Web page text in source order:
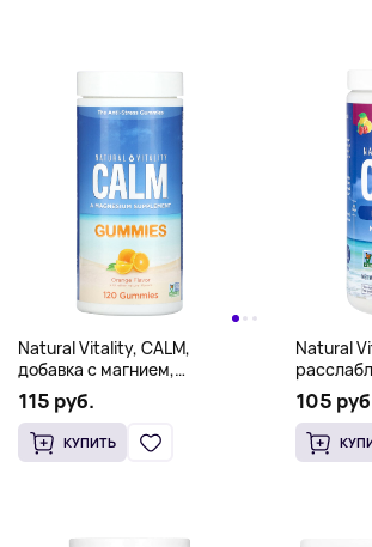
Natural Vitality, CALM,
добавка с магнием,
апельсин, 83 мг, 120
жевательных таблеток
115 руб.
КУПИТЬ
Natural
малина и
унций)
105